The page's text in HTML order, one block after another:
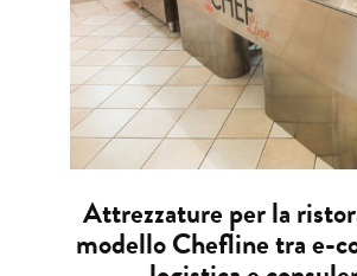
Attrezzature per la
modello Chefline tra e-